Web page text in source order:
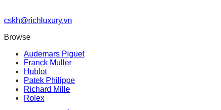
cskh@richluxury.vn
Browse
Audemars Piguet
Franck Muller
Hublot
Patek Philippe
Richard Mille
Rolex